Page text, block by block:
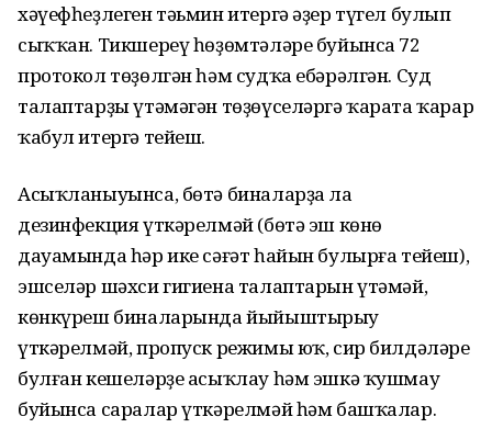
хәүефһеҙлеген тәьмин итергә әҙер түгел булып
сыҡҡан. Тикшереү һөҙөмтәләре буйынса 72
протокол төҙөлгән һәм судҡа ебәрәлгән. Суд
талаптарҙы үтәмәгән төҙөүселәргә ҡарата ҡарар
ҡабул итергә тейеш.
Асыҡланыуынса, бөтә биналарҙа ла
дезинфекция үткәрелмәй (бөтә эш көнө
дауамында һәр ике сәғәт һайын булырға тейеш),
эшселәр шәхси гигиена талаптарын үтәмәй,
көнкүреш биналарында йыйыштырыу
үткәрелмәй, пропуск режимы юҡ, сир билдәләре
булған кешеләрҙе асыҡлау һәм эшкә ҡушмау
буйынса саралар үткәрелмәй һәм башҡалар.